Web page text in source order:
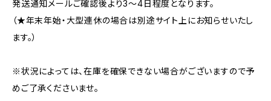
発送通知メールご確認後より3〜4日程度となります。
（★年末年始・大型連休の場合は別途サイト上にお知らせいたし
ます。）
※状況によっては、在庫を確保できない場合がございますので予
めご了承くださいませ。